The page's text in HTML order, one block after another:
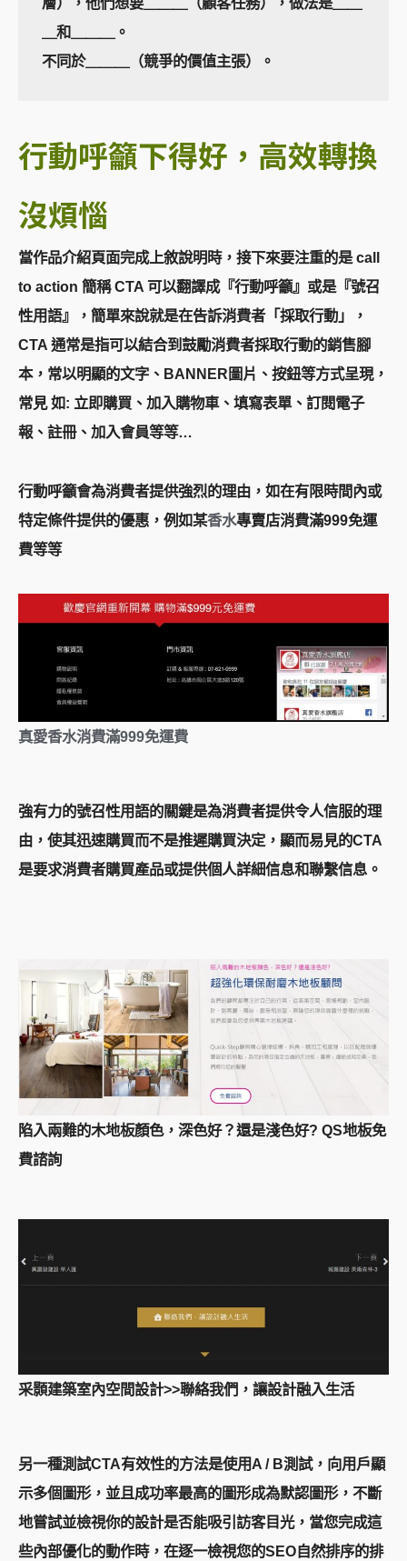
層），他們想要＿＿＿（顧客任務），做法是＿＿
＿和＿＿＿。
不同於＿＿＿（競爭的價值主張）。
行動呼籲下得好，高效轉換
沒煩惱
當作品介紹頁面完成上敘說明時，接下來要注重的是 call
to action 簡稱 CTA 可以翻譯成『行動呼籲』或是『號召
性用語』，簡單來說就是在告訴消費者「採取行動」，
CTA 通常是指可以結合到鼓勵消費者採取行動的銷售腳
本，常以明顯的文字、BANNER圖片、按鈕等方式呈現，
常見 如: 立即購買、加入購物車、填寫表單、訂閱電子
報、註冊、加入會員等等…
行動呼籲會為消費者提供強烈的理由，如在有限時間內或
特定條件提供的優惠，例如某香水專賣店消費滿999免運
費等等
真愛香水消費滿999免運費
強有力的號召性用語的關鍵是為消費者提供令人信服的理
由，使其迅速購買而不是推遲購買決定，顯而易見的CTA
是要求消費者購買產品或提供個人詳細信息和聯繫信息。
陷入兩難的木地板顏色，深色好？還是淺色好? QS地板免
費諮詢
采顥建築室內空間設計>>聯絡我們，讓設計融入生活
另一種測試CTA有效性的方法是使用A / B測試，向用戶顯
示多個圖形，並且成功率最高的圖形成為默認圖形，不斷
地嘗試並檢視你的設計是否能吸引訪客目光，當您完成這
些內部優化的動作時，在逐一檢視您的SEO自然排序的排